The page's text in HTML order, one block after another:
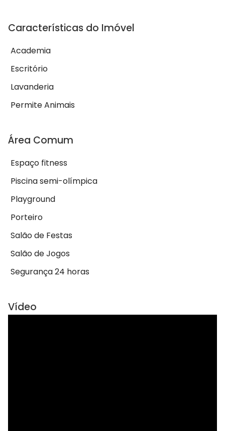
Características do Imóvel
Academia
Escritório
Lavanderia
Permite Animais
Área Comum
Espaço fitness
Piscina semi-olímpica
Playground
Porteiro
Salão de Festas
Salão de Jogos
Segurança 24 horas
Vídeo